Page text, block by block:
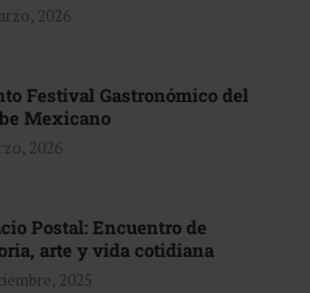
2026
Festival Gastronómico del
Mexicano
2026
Postal: Encuentro de
arte y vida cotidiana
2025